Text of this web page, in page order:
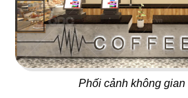
Phối cảnh không gian
17
5 SAO
Nhà hàng Việt
18
667